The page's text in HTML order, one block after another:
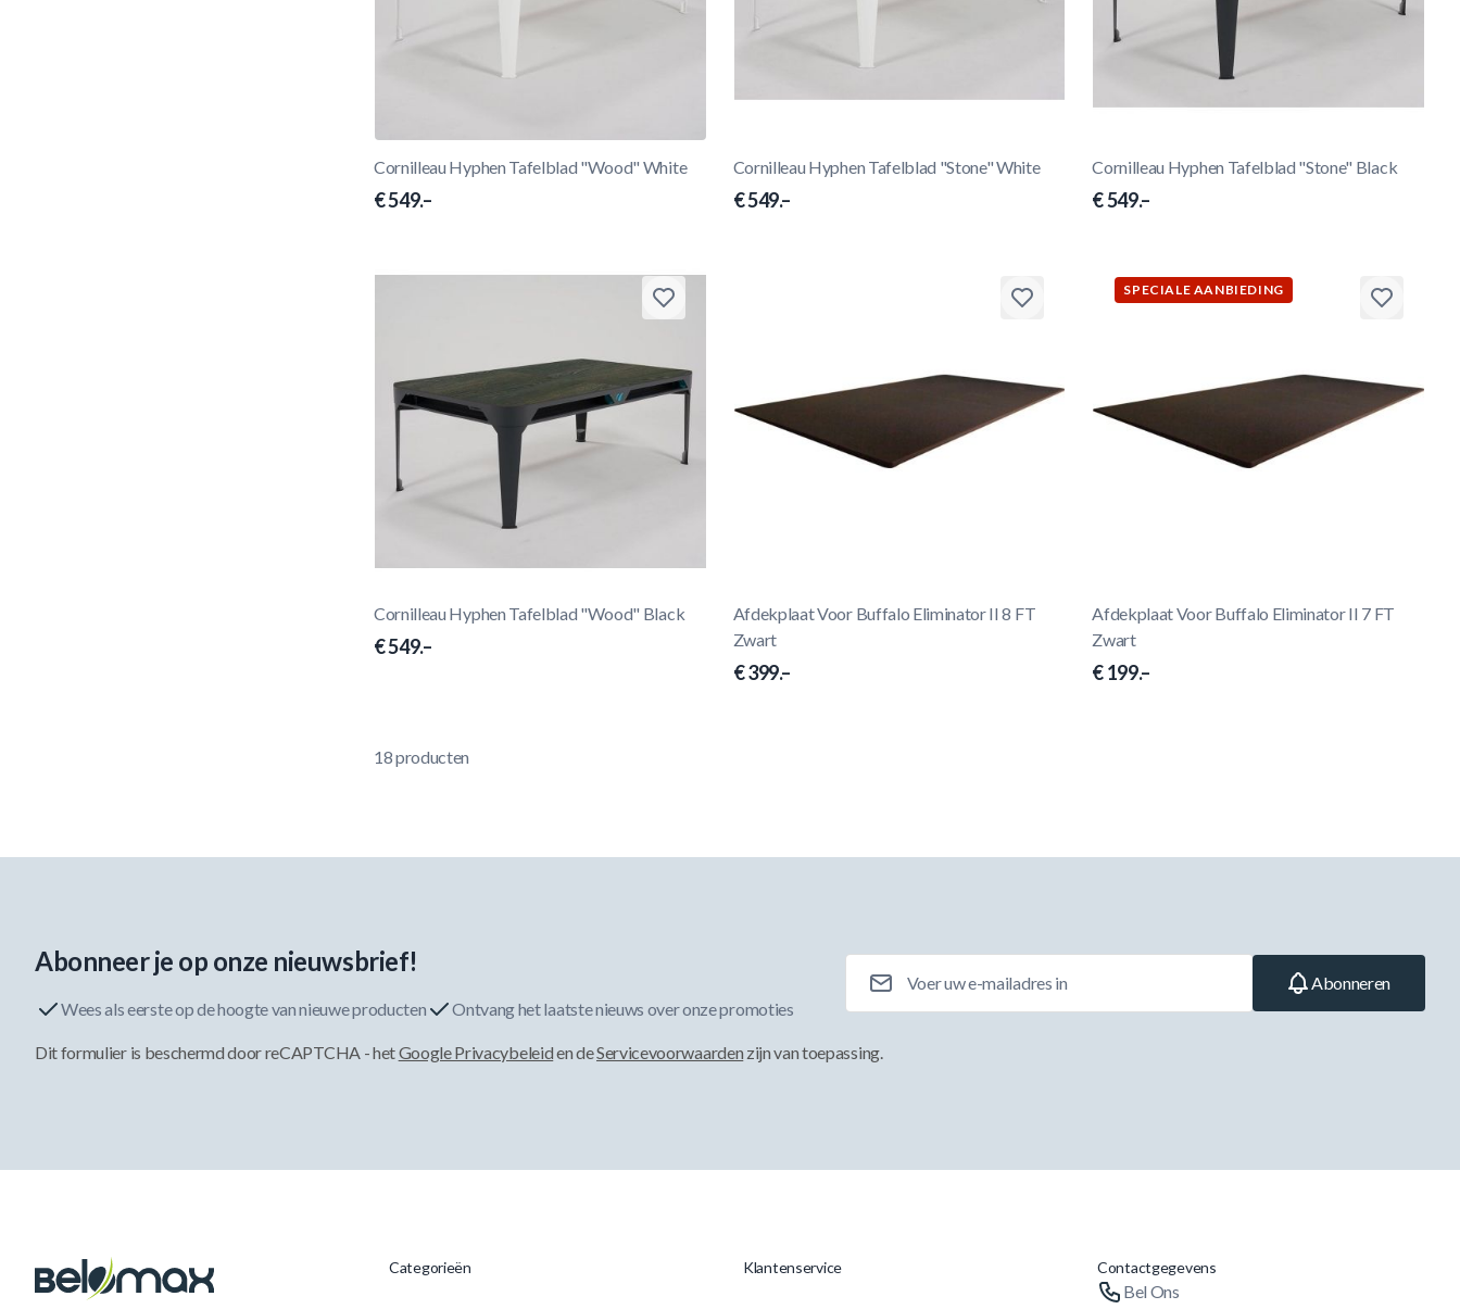
Cornilleau Hyphen Tafelblad "Wood" White
€ 549.–
Cornilleau Hyphen Tafelblad "Stone" White
€ 549.–
Cornilleau Hyphen Tafelblad "Stone" Black
€ 549.–
Cornilleau Hyphen Tafelblad "Wood" Black
€ 549.–
Afdekplaat Voor Buffalo Eliminator II 8 FT
Zwart
€ 399.–
SPECIALE AANBIEDING
Afdekplaat Voor Buffalo Eliminator II 7 FT
Zwart
€ 199.–
18producten
Abonneer je op onze nieuwsbrief!
Wees als eerste op de hoogte van nieuwe producten Ontvang het laatste nieuws over onze promoties
Abonneren
Dit formulier is beschermd door reCAPTCHA - hetGoogle Privacybeleiden deServicevoorwaarden zijn van toepassing.
Categorieën Klantenservice Contactgegevens
Bel Ons